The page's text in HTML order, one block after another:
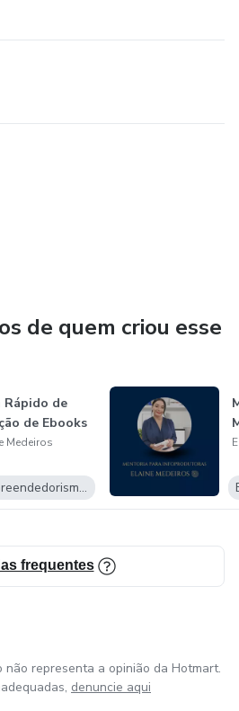
de quem criou esse
Rápido de
de Ebooks
Medeiros
Empreendedorismo Digital
frequentes
representa a opinião da Hotmart.
denuncie aqui